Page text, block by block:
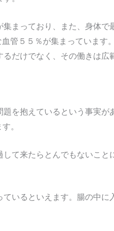
まっており、また、身体で
管５５％が集まっています
だけでなく、その働きは広
を抱えているという事実が
。
て来たらとんでもないこと
いるといえます。腸の中に